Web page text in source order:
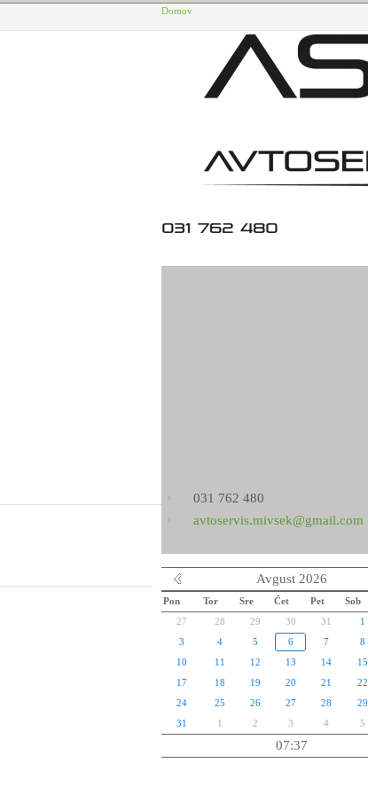
Domov
031 762 480
avtoservis.mivsek@gmail.com
Avgust 2026
Pon Tor Sre Čet Pet Sob
27 28 29 30 31 1
3 4 5 6 7 8
10 11 12 13 14 15
17 18 19 20 21 22
24 25 26 27 28 29
31 1 2 3 4 5
07:37